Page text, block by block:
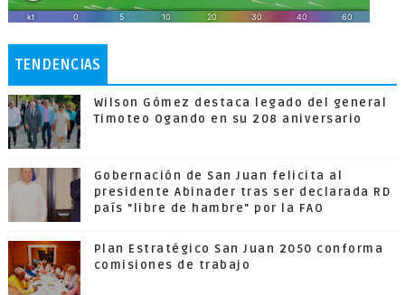
TENDENCIAS
Wilson Gómez destaca legado del general
Timoteo Ogando en su 208 aniversario
Gobernación de San Juan felicita al
presidente Abinader tras ser declarada RD
país "libre de hambre" por la FAO
Plan Estratégico San Juan 2050 conforma
comisiones de trabajo